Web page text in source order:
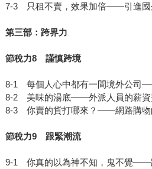
7-3 只租不賣，效果加倍——引進國
第三部：跨界力
節稅力8 謹慎跨境
8-1 每個人心中都有一間境外公司
8-2 美味的湯底——外派人員的薪資
8-3 你賣的貨打哪來？——網路購物
節稅力9 跟緊潮流
9-1 你真的以為神不知，鬼不覺——